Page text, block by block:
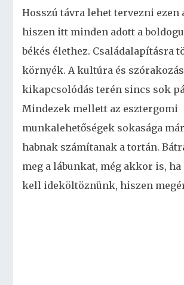
Hosszú távra lehet tervezni ezen
hiszen itt minden adott a
békés élethez. Családalapításra
környék. A kultúra és
kikapcsolódás terén sincs sok
Mindezek mellett az esztergomi
munkalehetőségek sokasága
habnak számítanak a tortán.
meg a lábunkat, még akkor is,
kell ideköltöznünk, hiszen